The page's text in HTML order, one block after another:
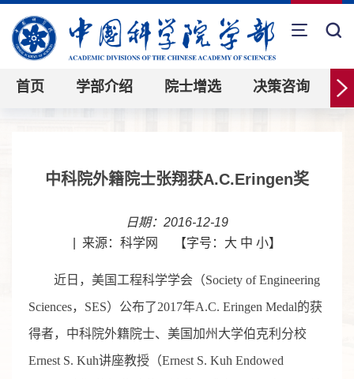
首页 学部介绍 院士增选 决策咨询
中科院外籍院士张翔获A.C.Eringen奖
日期：2016-12-19
来源：科学网 【字号： 大 中 小】
近日，美国工程科学学会（Society of Engineering
Sciences，SES）公布了2017年A.C. Eringen Medal的获
得者，中科院外籍院士、美国加州大学伯克利分校
Ernest S. Kuh讲座教授（Ernest S. Kuh Endowed